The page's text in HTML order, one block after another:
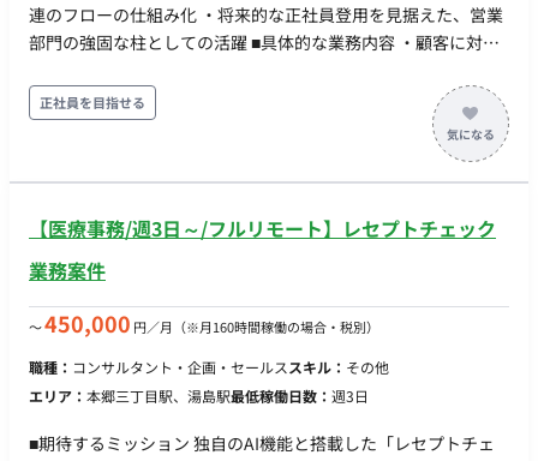
連のフローの仕組み化 ・将来的な正社員登用を見据えた、営業
部門の強固な柱としての活躍 ■具体的な業務内容 ・顧客に対す
けた条件交渉およびリーガルチェックを含む契約書作成 ・販売
代理店との連携およびルート拡大に向けた営業アプローチ ■リ
正社員を目指せる
【医療事務/週3日～/フルリモート】レセプトチェック
業務案件
〜450,000 円／月 （※月160時間稼働の場合・税別）
職種： コンサルタント・企画・セールススキル： その他
エリア： 本郷三丁目駅、湯島駅最低稼働日数： 週3日
■期待するミッション 独自のAI機能と搭載した「レセプトチェ